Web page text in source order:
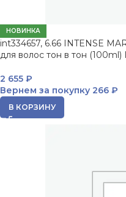
НОВИНКА
int334657, 6.66 INTENSE
для волос тон в тон (100ml)
2 655 ₽
Вернем за покупку 266 ₽
В КОРЗИНУ